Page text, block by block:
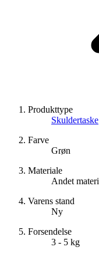
Produkttype
Skuldertaske
Farve
Grøn
Materiale
Andet
Varens stand
Ny
Forsendelse
3 - 5 kg